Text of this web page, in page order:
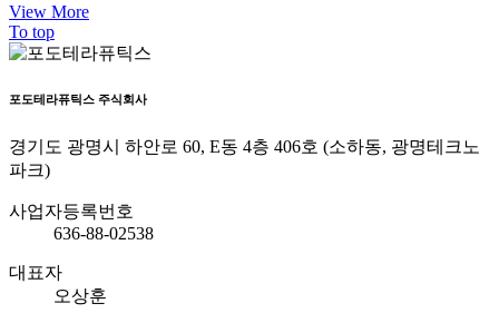
View More
To top
포도테라퓨틱스 주식회사
경기도 광명시 하안로 60, E동 4층 406호 (소하동, 광명테크노
파크)
사업자등록번호
636-88-02538
대표자
오상훈